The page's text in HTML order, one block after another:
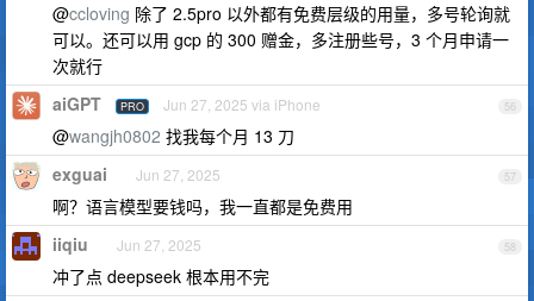
@ccloving 除了 2.5pro 以外都有免费层级的用量，多号轮询就
可以。还可以用 gcp 的 300 赠金，多注册些号，3 个月申请一
次就行
56
aiGPT PRO Jun 27, 2025 via iPhone
@wangjh0802 找我每个月 13 刀
57
exguai Jun 27, 2025
啊？语言模型要钱吗，我一直都是免费用
58
iiqiu Jun 27, 2025
冲了点 deepseek 根本用不完